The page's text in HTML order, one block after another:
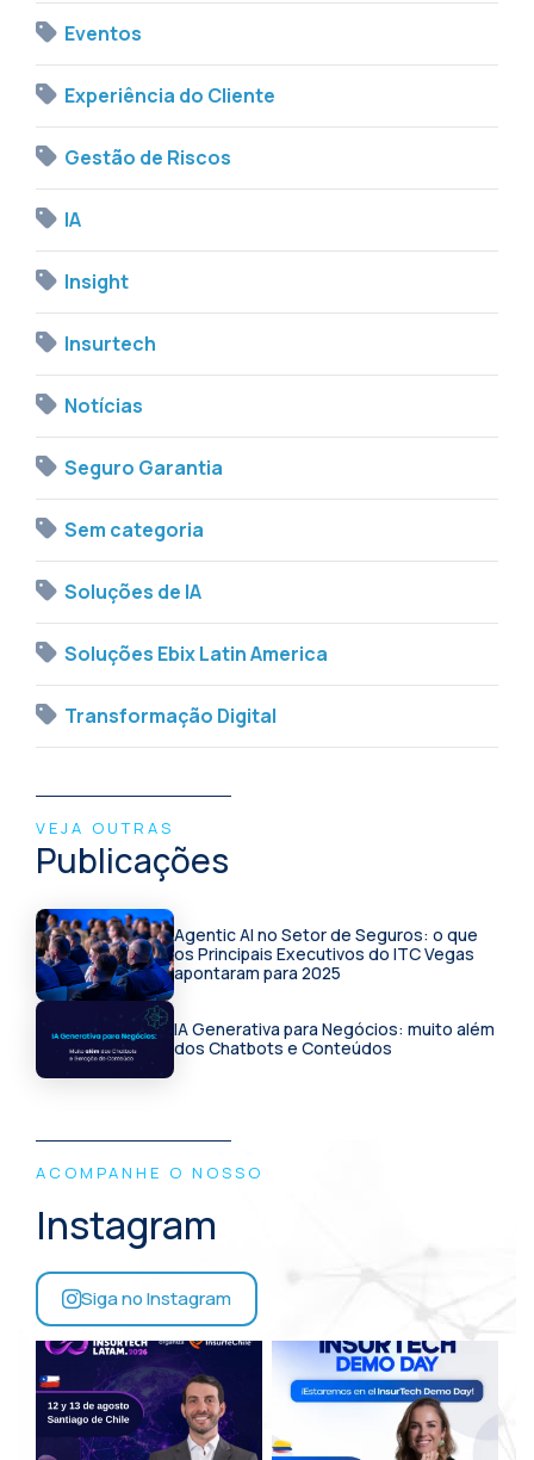
Eventos
Experiência do Cliente
Gestão de Riscos
IA
Insight
Insurtech
Notícias
Seguro Garantia
Sem categoria
Soluções de IA
Soluções Ebix Latin America
Transformação Digital
VEJA OUTRAS
Publicações
Agentic AI no Setor de Seguros: o que
os Principais Executivos do ITC Vegas
apontaram para 2025
IA Generativa para Negócios: muito além
dos Chatbots e Conteúdos
ACOMPANHE O NOSSO
Instagram
Siga no Instagram